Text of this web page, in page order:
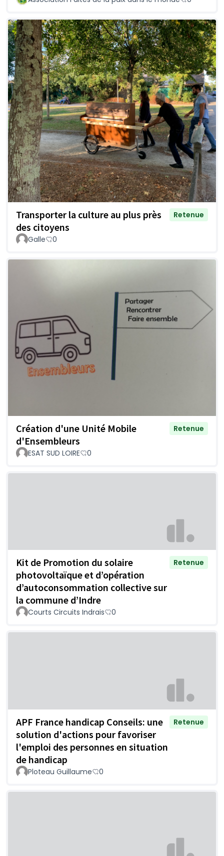
Transporter la culture au plus près
des citoyens
Retenue
Galle 0
Création d'une Unité Mobile
d'Ensembleurs
Retenue
ESAT SUD LOIRE 0
Kit de Promotion du solaire
photovoltaïque et d’opération
d’autoconsommation collective sur
la commune d’Indre
Retenue
Courts Circuits Indrais 0
APF France handicap Conseils: une
solution d'actions pour favoriser
l'emploi des personnes en situation
de handicap
Retenue
Ploteau Guillaume 0